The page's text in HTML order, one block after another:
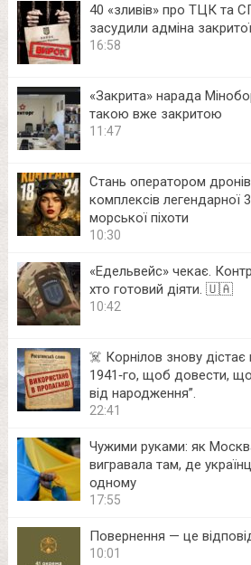
40 «зливів» про ТЦК та
засудили адміна
16:58
«Закрита» нарада
такою вже закритою
11:47
Стань оператором
комплексів легендарної
морської піхоти
10:30
«Едельвейс» чекає.
хто готовий діяти. 🇺🇦
10:42
☠️ Корнілов знову дістає
1941‑го, щоб довести, що
від народження”.
22:41
Чужими руками: як
вигравала там, де
одному
17:55
Повернення — це
10:01